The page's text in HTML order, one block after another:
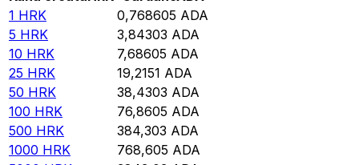
1 HRK 0,768605 ADA
5 HRK 3,84303 ADA
10 HRK 7,68605 ADA
25 HRK 19,2151 ADA
50 HRK 38,4303 ADA
100 HRK 76,8605 ADA
500 HRK 384,303 ADA
1000 HRK 768,605 ADA